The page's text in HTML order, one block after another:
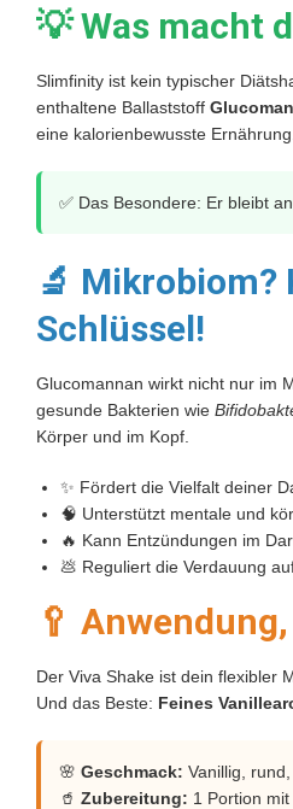
💡 Was macht
Slimfinity ist kein typischer
enthaltene Ballaststoff
eine kalorienbewusste Ernährung.
✅ Das Besondere: Er bleibt
🔬
Schlüssel!
Glucomannan wirkt nicht nur im
gesunde Bakterien wie
Körper und im Kopf.
✨ Fördert die Vielfalt deiner
🧠 Unterstützt mentale und
🔥 Kann Entzündungen im
💩 Reguliert die Verdauung
🥄
Der Viva Shake ist dein flexibler
Und das Beste: Feines
🌸 Geschmack: Vanillig,
🥤 Zubereitung: 1 Portion